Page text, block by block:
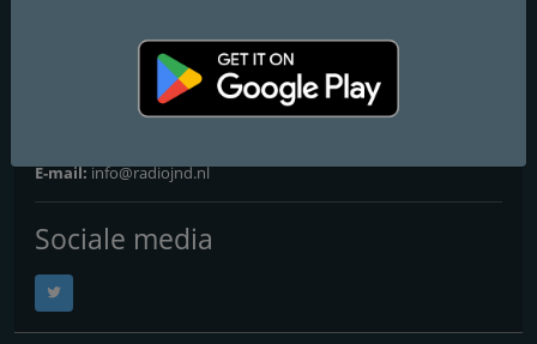
https://radiojnd.nl/
IBCweg 3N, Best, Netherlands
E-mail:info@radiojnd.nl
Sociale media